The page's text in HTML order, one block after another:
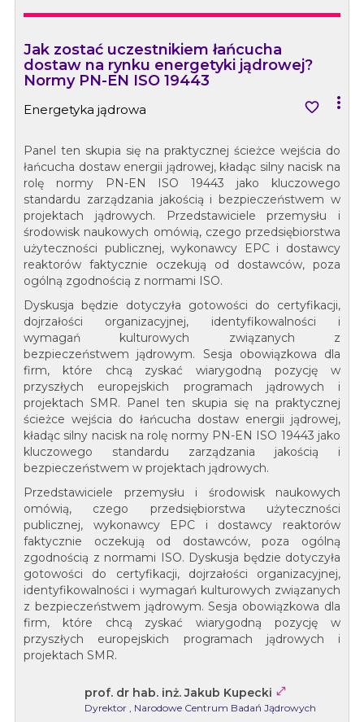
Jak zostać uczestnikiem łańcucha
dostaw na rynku energetyki jądrowej?
Normy PN-EN ISO 19443
Energetyka jądrowa  
Panel ten skupia się na praktycznej ścieżce wejścia do
łańcucha dostaw energii jądrowej, kładąc silny nacisk na
rolę normy PN-EN ISO 19443 jako kluczowego
standardu zarządzania jakością i bezpieczeństwem w
projektach jądrowych. Przedstawiciele przemysłu i
środowisk naukowych omówią, czego przedsiębiorstwa
użyteczności publicznej, wykonawcy EPC i dostawcy
reaktorów faktycznie oczekują od dostawców, poza
ogólną zgodnością z normami ISO.
Dyskusja będzie dotyczyła gotowości do certyfikacji,
dojrzałości organizacyjnej, identyfikowalności i
wymagań kulturowych związanych z
bezpieczeństwem jądrowym. Sesja obowiązkowa dla
firm, które chcą zyskać wiarygodną pozycję w
przyszłych europejskich programach jądrowych i
projektach SMR. Panel ten skupia się na praktycznej
ścieżce wejścia do łańcucha dostaw energii jądrowej,
kładąc silny nacisk na rolę normy PN-EN ISO 19443 jako
kluczowego standardu zarządzania jakością i
bezpieczeństwem w projektach jądrowych.
Przedstawiciele przemysłu i środowisk naukowych
omówią, czego przedsiębiorstwa użyteczności
publicznej, wykonawcy EPC i dostawcy reaktorów
faktycznie oczekują od dostawców, poza ogólną
zgodnością z normami ISO. Dyskusja będzie dotyczyła
gotowości do certyfikacji, dojrzałości organizacyjnej,
identyfikowalności i wymagań kulturowych związanych
z bezpieczeństwem jądrowym. Sesja obowiązkowa dla
firm, które chcą zyskać wiarygodną pozycję w
przyszłych europejskich programach jądrowych i
projektach SMR.
prof. dr hab. inż. Jakub Kupecki 
Dyrektor , Narodowe Centrum Badań Jądrowych